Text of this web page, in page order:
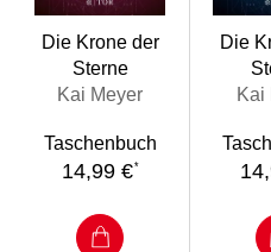
bedeutet. Ein ungewöhnlicher
Serie.Die Krone der
Sterne
Kai Meyer
Taschenbuch
14,99 €*
Die
Kai